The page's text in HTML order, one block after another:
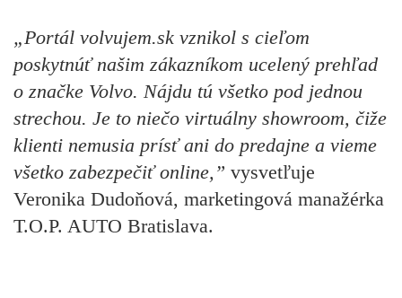
„Portál volvujem.sk vznikol s cieľom
poskytnúť našim zákazníkom ucelený prehľad
o značke Volvo. Nájdu tú všetko pod jednou
strechou. Je to niečo virtuálny showroom, čiže
klienti nemusia prísť ani do predajne a vieme
všetko zabezpečiť online,” vysvetľuje
Veronika Dudoňová, marketingová manažérka
T.O.P. AUTO Bratislava.